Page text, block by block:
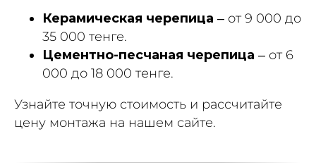
Керамическая черепица – от 9 000 до
35 000 тенге.
Цементно-песчаная черепица – от 6
000 до 18 000 тенге.
Узнайте точную стоимость и рассчитайте
цену монтажа на нашем сайте.